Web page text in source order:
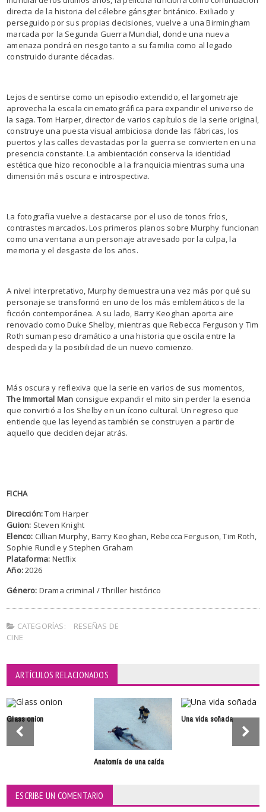
directa de la historia del célebre gánsgter británico. Exiliado y
perseguido por sus propias decisiones, vuelve a una Birmingham
marcada por la Segunda Guerra Mundial, donde una nueva
amenaza pondrá en riesgo tanto a su familia como al legado
construido durante décadas.
Lejos de sentirse como un episodio extendido, el largometraje
aprovecha la escala cinematográfica para expandir el universo de
la saga. Tom Harper, director de varios capítulos de la serie original,
construye una puesta visual ambiciosa donde las fábricas, los
puertos y las calles devastadas por la guerra se convierten en una
presencia constante. La ambientación conserva la identidad
estética que hizo reconocible a la franquicia mientras suma una
dimensión más oscura e introspectiva.
La fotografía vuelve a destacarse por el uso de tonos fríos,
contrastes marcados. Los primeros planos sobre Murphy funcionan
como una ventana a un personaje atravesado por la culpa, la
memoria y el desgaste de los años.
A nivel interpretativo, Murphy demuestra una vez más por qué su
personaje se transformó en uno de los más emblemáticos de la
ficción contemporánea. A su lado, Barry Keoghan aporta aire
renovado como Duke Shelby, mientras que Rebecca Ferguson y Tim
Roth suman peso dramático a una historia que oscila entre la
despedida y la posibilidad de un nuevo comienzo.
Más oscura y reflexiva que la serie en varios de sus momentos,
The Immortal Man consigue expandir el mito sin perder la esencia
que convirtió a los Shelby en un ícono cultural. Un regreso que
entiende que las leyendas también se construyen a partir de
aquello que deciden dejar atrás.
FICHA
Dirección:Tom Harper
Guion: Steven Knight
Elenco: Cillian Murphy, Barry Keoghan, Rebecca Ferguson, Tim Roth,
Sophie Rundle y Stephen Graham
Plataforma: Netflix
Año:2026
Género: Drama criminal / Thriller histórico
CATEGORÍAS:
RESEÑAS DE
CINE
ARTÍCULOS RELACIONADOS
Glass onion
Anatomía de una caída
Una vida soñada
ESCRIBE UN COMENTARIO